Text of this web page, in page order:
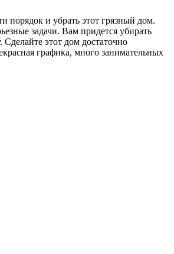
порядок и убрать этот грязный дом.
задачи. Вам придется убирать
этот дом достаточно
графика, много занимательных